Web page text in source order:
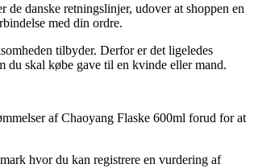
danske retningslinjer, udover at shoppen en
med din ordre.
tilbyder. Derfor er det ligeledes
du skal købe gave til en kvinde eller mand.
af Chaoyang Flaske 600ml forud for at
hvor du kan registrere en vurdering af